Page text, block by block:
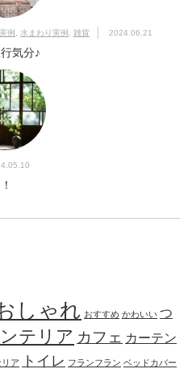
例 水まわり実例 雑貨 2024.06.21
気分♪
しゃれ おすすめ かわいい つ
テリア カフェ カーテン
リア トイレ フランフラン ベッドカバー